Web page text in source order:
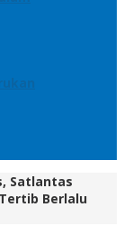
Satlantas
Berlalu